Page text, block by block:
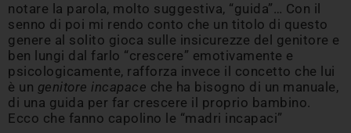
notare la parola, molto suggestiva, “guida”… Con il
senno di poi mi rendo conto che un titolo di questo
genere al solito gioca sulle insicurezze del genitore e
ben lungi dal farlo “crescere” emotivamente e
psicologicamente, rafforza invece il concetto che lui
è un genitore incapace che ha bisogno di un manuale,
di una guida per far crescere il proprio bambino.
Ecco che fanno capolino le “madri incapaci”